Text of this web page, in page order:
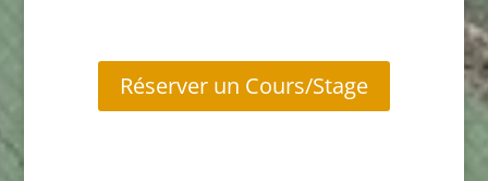
Réserver un Cours/Stage